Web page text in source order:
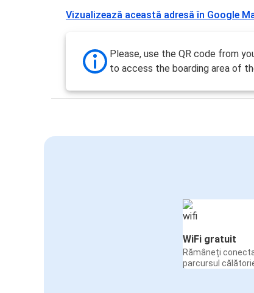
Vizualizează această adresă în Google
Please, use the QR code from
to access the boarding area of
WiFi gratuit
Rămâneți
parcursul